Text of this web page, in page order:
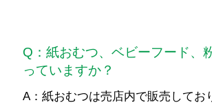
Q：紙おむつ、ベビーフード、
っていますか？
A：紙おむつは売店内で販売してお